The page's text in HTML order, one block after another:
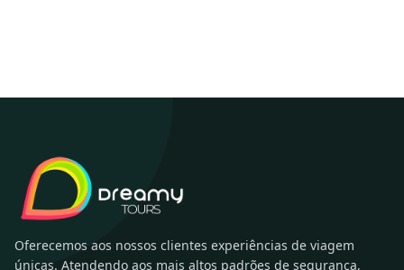
Oferecemos aos nossos clientes experiências de viagem
únicas. Atendendo aos mais altos padrões de segurança,